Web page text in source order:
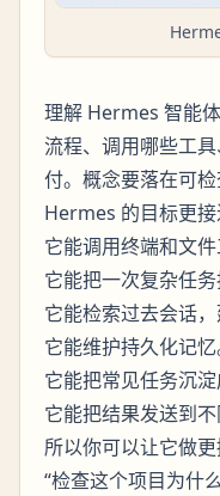
理解 Hermes 智能
流程、调用哪些工
付。概念要落在可检
Hermes 的目标更接
它能调用终端和文件
它能把一次复杂任务
它能检索过去会话，
它能维护持久化记忆
它能把常见任务沉淀
它能把结果发送到不
所以你可以让它做更
“检查这个项目为什